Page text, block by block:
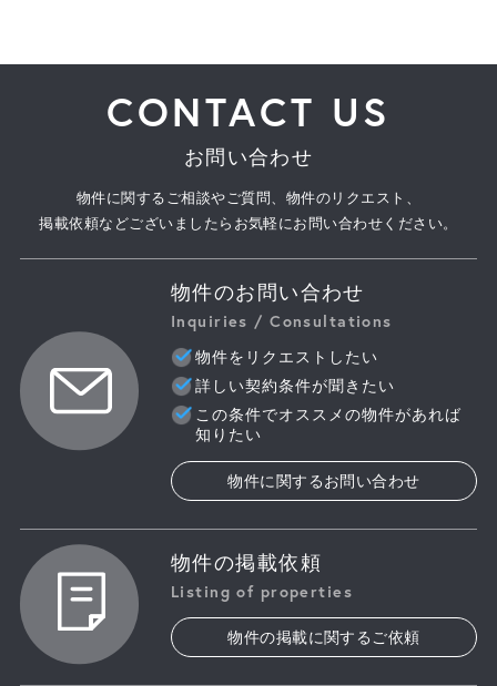
CONTACT US
お問い合わせ
物件に関するご相談やご質問、物件のリクエスト、
掲載依頼などございましたらお気軽にお問い合わせください。
物件のお問い合わせ
Inquiries / Consultations
物件をリクエストしたい
詳しい契約条件が聞きたい
この条件でオススメの物件があれば
知りたい
物件に関するお問い合わせ
物件の掲載依頼
Listing of properties
物件の掲載に関するご依頼